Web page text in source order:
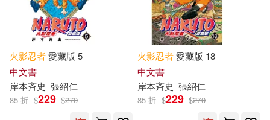
火影忍者愛藏版 5
中文書
岸本斉史 張紹仁
85 折 $229 $270
火影忍者愛藏版 18
中文書
岸本斉史 張紹仁
85 折 $229 $270